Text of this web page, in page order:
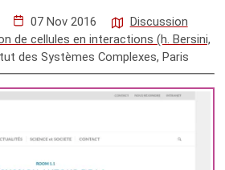
07 Nov 2016
Discussion
de cellules en interactions (h. Bersini,
des Systèmes Complexes, Paris